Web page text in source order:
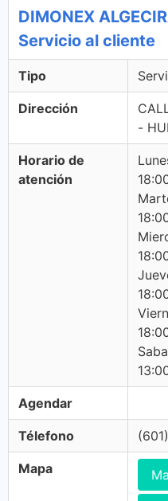
DIMONEX
Servicio al cliente
Tipo
Dirección
-
Horario de
atención
Agendar
Télefono
Mapa